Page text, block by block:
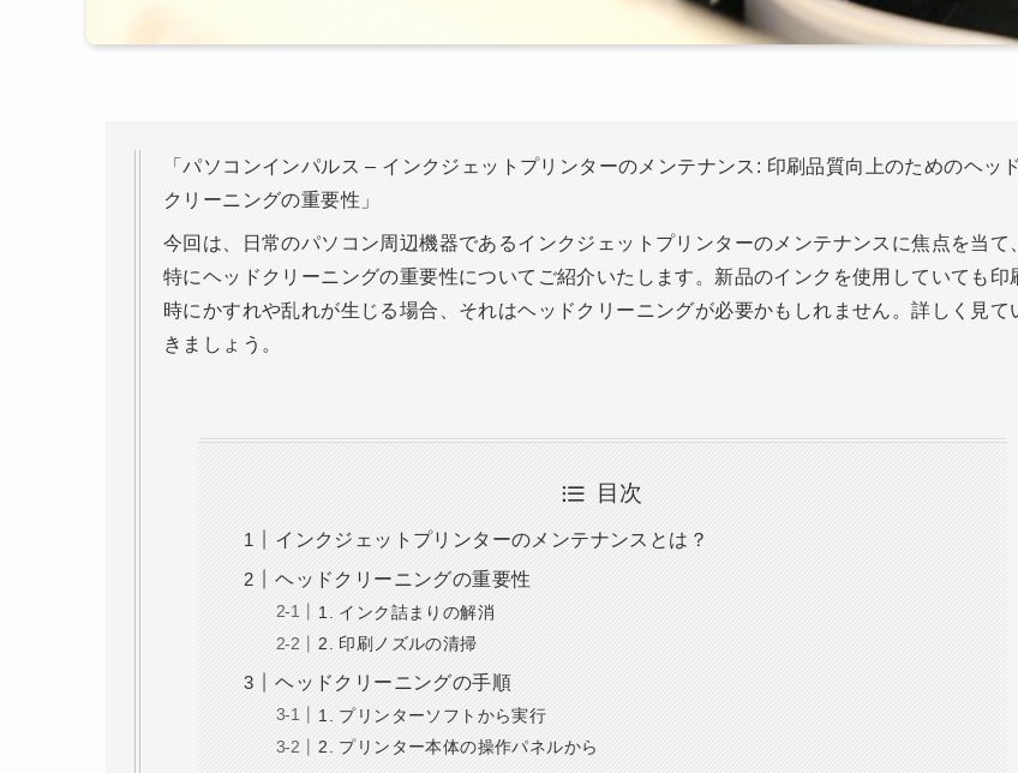
「パソコンインパルス – インクジェットプリンターのメンテナンス: 印刷品質向上のためのヘッド
クリーニングの重要性」
今回は、日常のパソコン周辺機器であるインクジェットプリンターのメンテナンスに焦点を当て
特にヘッドクリーニングの重要性についてご紹介いたします。新品のインクを使用していても印
時にかすれや乱れが生じる場合、それはヘッドクリーニングが必要かもしれません。詳しく見て
きましょう。
目次
インクジェットプリンターのメンテナンスとは？
ヘッドクリーニングの重要性
1. インク詰まりの解消
2. 印刷ノズルの清掃
ヘッドクリーニングの手順
1. プリンターソフトから実行
2. プリンター本体の操作パネルから